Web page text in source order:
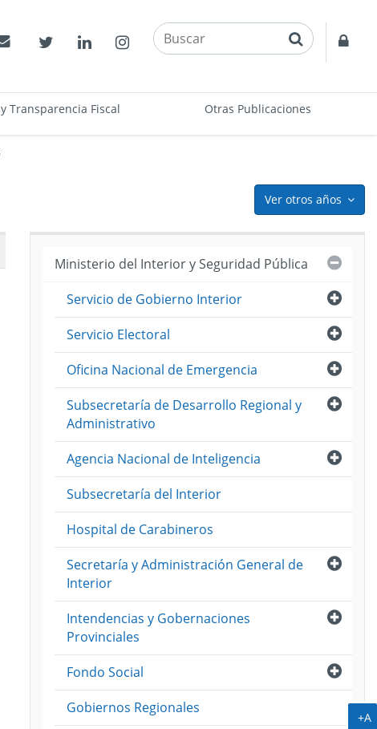
Transparencia Fiscal Otras Publicaciones
Contactos Twitter LinkedinInstagram buscar
Ver otros años
Ministerio del Interior y Seguridad Pública
Abrir
Servicio de Gobierno Interior
Abrir
Servicio Electoral
Abrir
Oficina Nacional de Emergencia
Abrir
Subsecretaría de Desarrollo Regional y
Administrativo
Abrir
Agencia Nacional de Inteligencia
Subsecretaría del Interior
Hospital de Carabineros
Abrir
Secretaría y Administración General de
Interior
Abrir
Intendencias y Gobernaciones
Provinciales
Abrir
Fondo Social
Gobiernos Regionales
+A